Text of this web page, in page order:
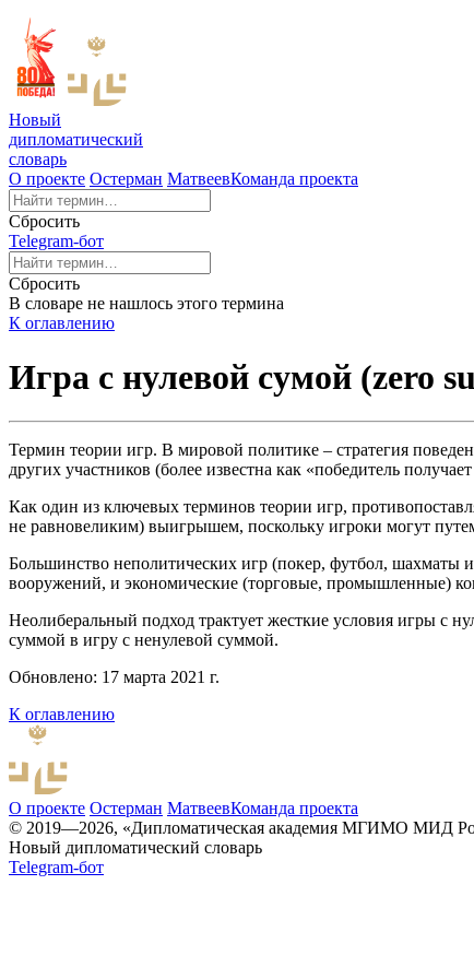
Новый
дипломатический
словарь
О проекте Остерман МатвеевКоманда проекта
Сбросить
Telegram-бот
Сбросить
В словаре не нашлось этого термина
К оглавлению
Игра с нулевой сумой (zero
Термин теории игр. В мировой политике – стратегия
других участников (более известна как «победитель
Как один из ключевых терминов теории игр,
не равновеликим) выигрышем, поскольку игроки могут
Большинство неполитических игр (покер, футбол, шахматы
вооружений, и экономические (торговые, промышленные)
Неолиберальный подход трактует жесткие условия игры с
суммой в игру с ненулевой суммой.
Обновлено: 17 марта 2021 г.
К оглавлению
О проекте Остерман МатвеевКоманда проекта
© 2019—2026, «Дипломатическая академия МГИМО МИД
Новый дипломатический словарь
Telegram-бот